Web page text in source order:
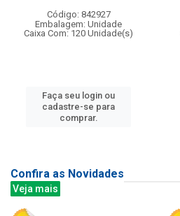
Código: 842927
Embalagem: Unidade
Caixa Com: 120 Unidade(s)
Faça seu login ou
cadastre-se para
comprar.
Confira as Novidades
Veja mais